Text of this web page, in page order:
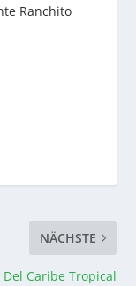
Ranchito
NÄCHSTE
Del Caribe Tropical